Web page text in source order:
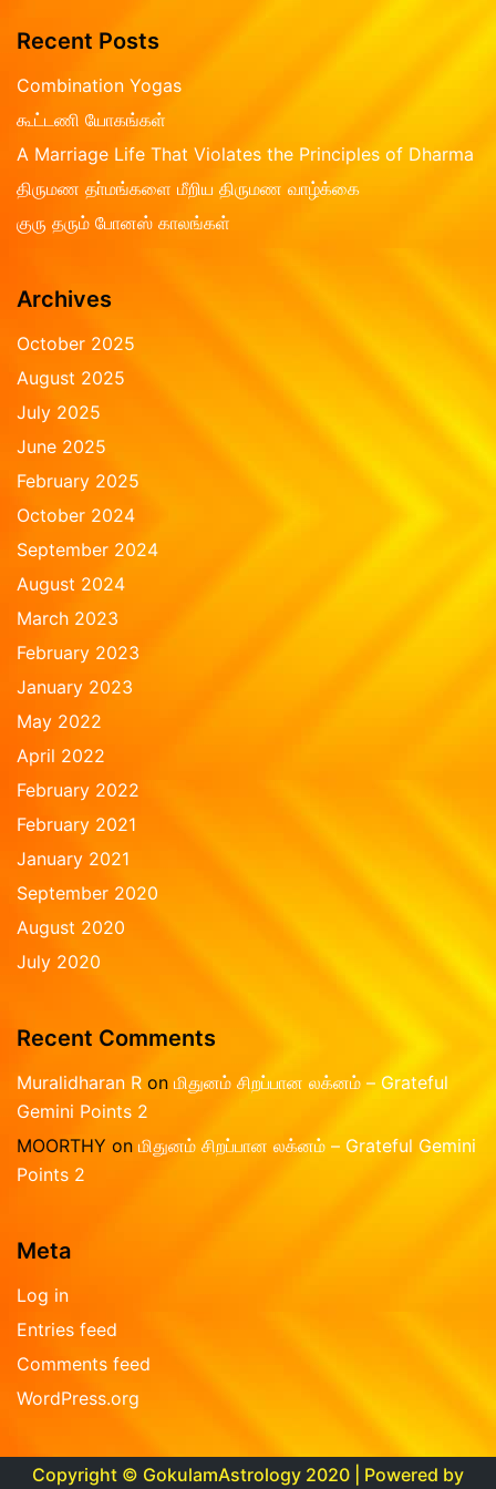
o
d
0
u
o
5
Recent Posts
Combination Yogas
கூட்டணி யோகங்கள்
A Marriage Life That Violates the Principles of Dharma
திருமண தா்மங்களை மீறிய திருமண வாழ்க்கை
குரு தரும் போனஸ் காலங்கள்
Archives
October 2025
August 2025
July 2025
June 2025
February 2025
October 2024
September 2024
August 2024
March 2023
February 2023
January 2023
May 2022
April 2022
February 2022
February 2021
January 2021
September 2020
August 2020
July 2020
Recent Comments
Muralidharan R on மிதுனம் சிறப்பான லக்னம் – Grateful
Gemini Points 2
MOORTHY on மிதுனம் சிறப்பான லக்னம் – Grateful Gemini
Points 2
Meta
Log in
Entries feed
Comments feed
WordPress.org
Copyright © GokulamAstrology 2020 | Powered by